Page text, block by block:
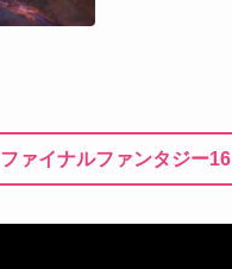
ファイナルファンタジー16